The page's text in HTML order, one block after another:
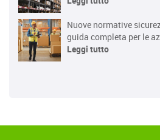
Nuove normative
guida completa per le
Leggi tutto